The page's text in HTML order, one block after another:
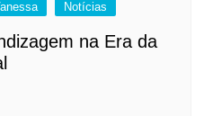
Notícias
na Era da